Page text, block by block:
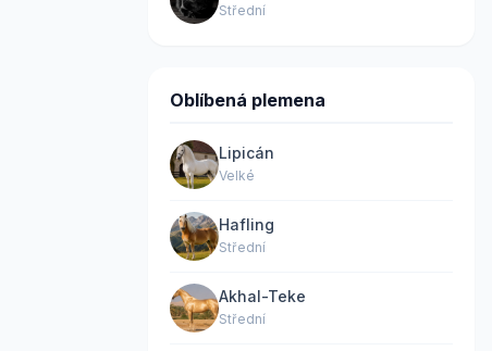
Střední
Oblíbená plemena
Lipicán
Velké
Hafling
Střední
Akhal-Teke
Střední